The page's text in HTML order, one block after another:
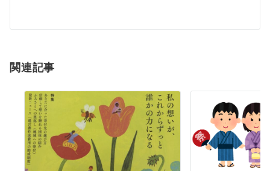
シ
ン
関連記事